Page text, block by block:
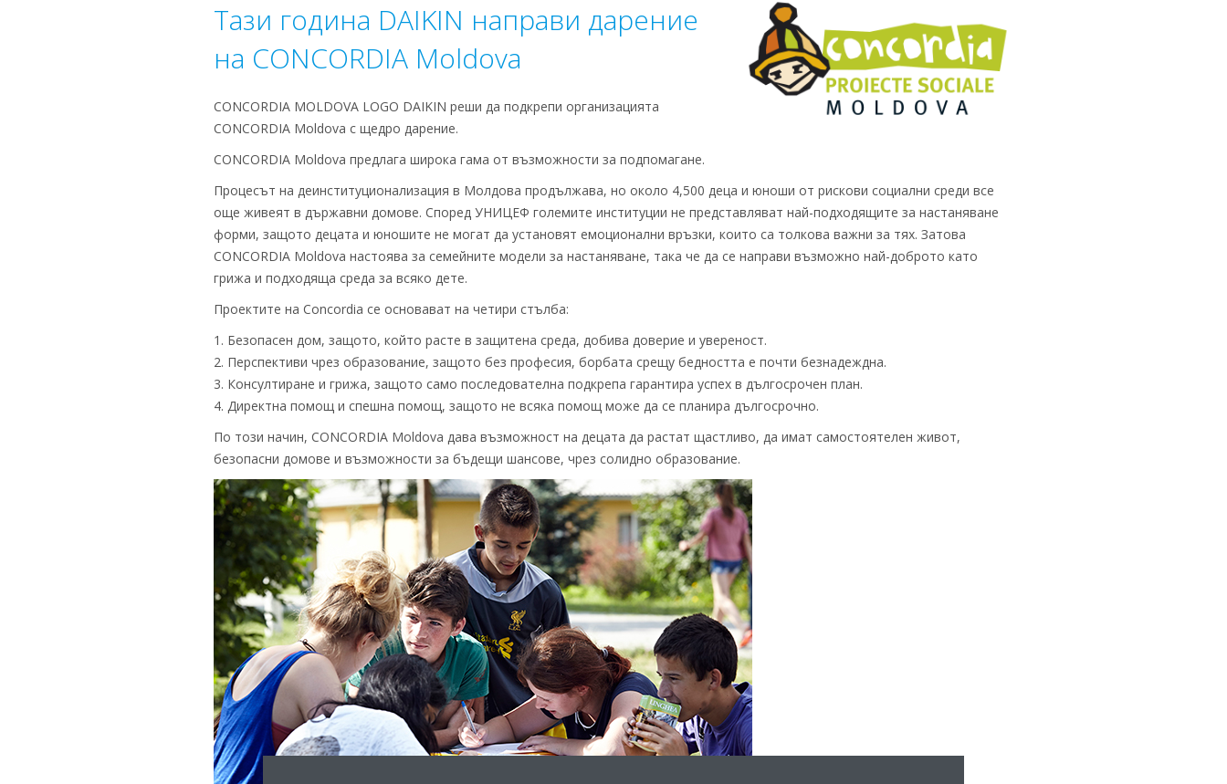
Тази година DAIKIN направи дарение
на CONCORDIA Moldova
CONCORDIA MOLDOVA LOGO DAIKIN реши да подкрепи организацията
CONCORDIA Moldova с щедро дарение.
CONCORDIA Moldova предлага широка гама от възможности за подпомагане.
Процесът на деинституционализация в Молдова продължава, но около 4,500 деца и юноши от рискови социални среди все
още живеят в държавни домове. Според УНИЦЕФ големите институции не представляват най-подходящите за настаняване
форми, защото децата и юношите не могат да установят емоционални връзки, които са толкова важни за тях. Затова
CONCORDIA Moldova настоява за семейните модели за настаняване, така че да се направи възможно най-доброто като
грижа и подходяща среда за всяко дете.
Проектите на Concordia се основават на четири стълба:
1. Безопасен дом, защото, който расте в защитена среда, добива доверие и увереност.
2. Перспективи чрез образование, защото без професия, борбата срещу бедността е почти безнадеждна.
3. Консултиране и грижа, защото само последователна подкрепа гарантира успех в дългосрочен план.
4. Директна помощ и спешна помощ, защото не всяка помощ може да се планира дългосрочно.
По този начин, CONCORDIA Moldova дава възможност на децата да растат щастливо, да имат самостоятелен живот,
безопасни домове и възможности за бъдещи шансове, чрез солидно образование.